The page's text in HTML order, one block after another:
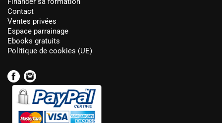
Contact
Ventes privées
Espace parrainage
Ebooks gratuits
Politique de cookies (UE)